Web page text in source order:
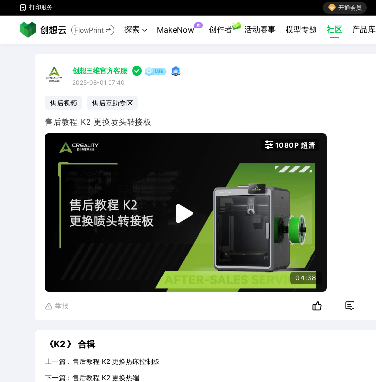
 打印服务  开通会员
FlowPrint  探索  MakeNow AI 创作者 活动赛事 模型专题 社区 产品库
创想三维官方客服 
2025-08-01 07:40
售后视频 售后互助专区
售后教程 K2 更换喷头转接板
04:38

1080P 超清
 举报 
《K2 》 合辑
上一篇： 售后教程 K2 更换热床控制板
下一篇： 售后教程 K2 更换热端